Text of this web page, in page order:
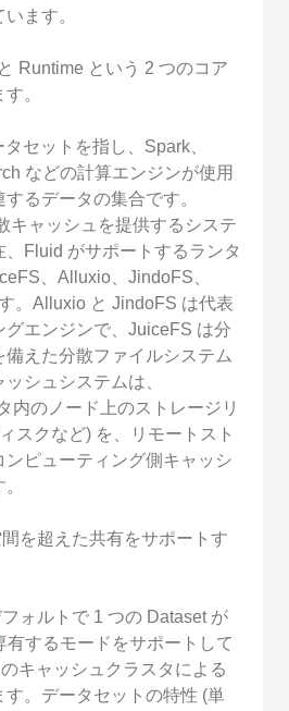
ます。
Runtime という 2 つのコア
。
タセットを指し、Spark、
などの計算エンジンが使用
るデータの集合です。
キャッシュを提供するシステ
、Fluid がサポートするランタ
、Alluxio、JindoFS、
。Alluxio と JindoFS は代表
グエンジンで、JuiceFS は分
えた分散ファイルシステム
シュシステムは、
内のノード上のストレージリ
スクなど) を、リモートスト
ンピューティング側キャッシ
を超えた共有をサポートす
ォルトで 1 つの Dataset が
有するモードをサポートして
キャッシュクラスタによる
。データセットの特性 (単